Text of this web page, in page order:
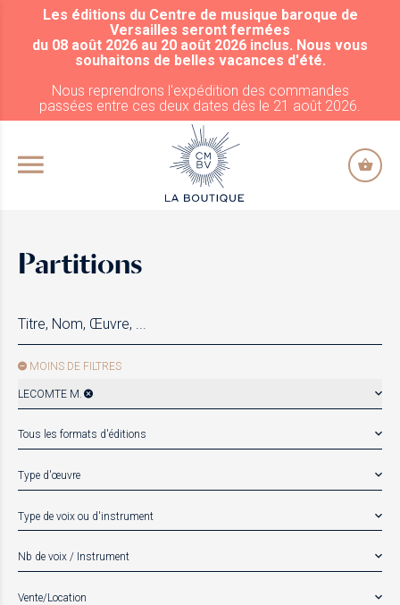
ALLER AU CONTENU PRINCIPAL
Les éditions du Centre de musique baroque de
Versailles seront fermées
du 08 août 2026 au 20 août 2026 inclus. Nous vous
souhaitons de belles vacances d'été.
Nous reprendrons l'expédition des commandes
passées entre ces deux dates dès le 21 août 2026.
Partitions
MOINS DE FILTRES
LECOMTE M.
Tous les formats d'éditions
Type d'œuvre
Type de voix ou d'instrument
Nb de voix / Instrument
Vente/Location